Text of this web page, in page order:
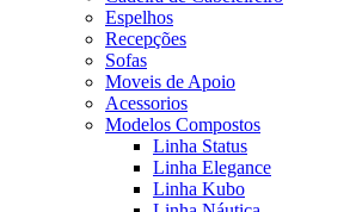
Espelhos
Recepções
Sofas
Moveis de Apoio
Acessorios
Modelos Compostos
Linha Status
Linha Elegance
Linha Kubo